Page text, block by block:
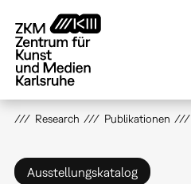
zum
Inhalt
Research Publikationen
Ausstellungskatalog